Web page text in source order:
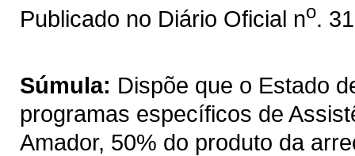
Publicado no Diário Oficial no.
Súmula: Dispõe que o Estado
programas específicos de
Amador, 50% do produto da